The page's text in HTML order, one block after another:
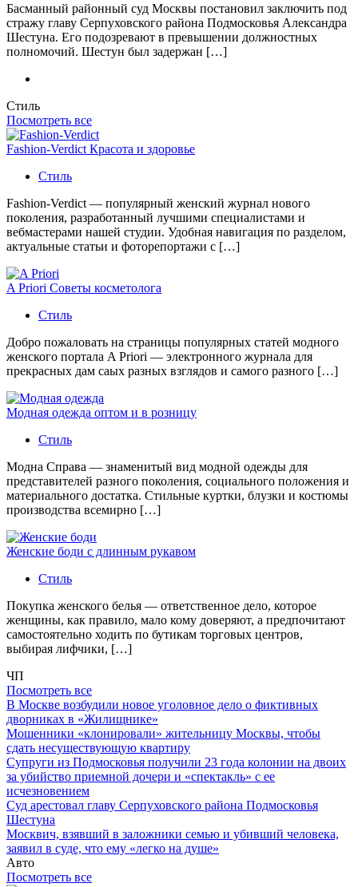
Басманный районный суд Москвы постановил заключить под
стражу главу Серпуховского района Подмосковья Александра
Шестуна. Его подозревают в превышении должностных
полномочий. Шестун был задержан […]
Стиль
Посмотреть все
Fashion-Verdict Красота и здоровье
Стиль
Fashion-Verdict — популярный женский журнал нового
поколения, разработанный лучшими специалистами и
вебмастерами нашей студии. Удобная навигация по разделом,
актуальные статьи и фоторепортажи с […]
A Priori Советы косметолога
Стиль
Добро пожаловать на страницы популярных статей модного
женского портала A Priori — электронного журнала для
прекрасных дам саых разных взглядов и самого разного […]
Модная одежда оптом и в розницу
Стиль
Модна Справа — знаменитый вид модной одежды для
представителей разного поколения, социального положения и
материального достатка. Стильные куртки, блузки и костюмы
производства всемирно […]
Женские боди с длинным рукавом
Стиль
Покупка женского белья — ответственное дело, которое
женщины, как правило, мало кому доверяют, а предпочитают
самостоятельно ходить по бутикам торговых центров,
выбирая лифчики, […]
ЧП
Посмотреть все
В Москве возбудили новое уголовное дело о фиктивных
дворниках в «Жилищнике»
Мошенники «клонировали» жительницу Москвы, чтобы
сдать несуществующую квартиру
Супруги из Подмосковья получили 23 года колонии на двоих
за убийство приемной дочери и «спектакль» с ее
исчезновением
Суд арестовал главу Серпуховского района Подмосковья
Шестуна
Москвич, взявший в заложники семью и убивший человека,
заявил в суде, что ему «легко на душе»
Авто
Посмотреть все